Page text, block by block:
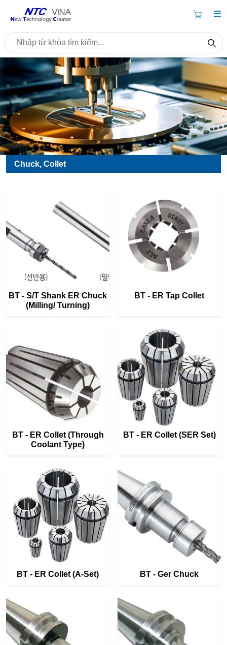
Chuck, Collet
BT - S/T Shank ER Chuck
(Milling/ Turning)
BT - ER Tap Collet
BT - ER Collet (Through
Coolant Type)
BT - ER Collet (SER Set)
BT - ER Collet (A-Set) BT - Ger Chuck